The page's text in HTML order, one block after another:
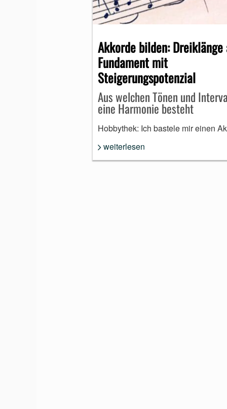
MUNDHARMONIKA
Akkorde bilden: Dreiklänge
Fundament mit
Steigerungspotenzial
Aus welchen Tönen und
eine Harmonie besteht
Hobbythek: Ich bastele mir einen
weiterlesen